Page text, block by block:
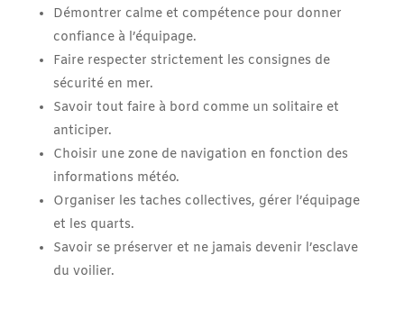
Démontrer calme et compétence pour donner
confiance à l’équipage.
Faire respecter strictement les consignes de
sécurité en mer.
Savoir tout faire à bord comme un solitaire et
anticiper.
Choisir une zone de navigation en fonction des
informations météo.
Organiser les taches collectives, gérer l’équipage
et les quarts.
Savoir se préserver et ne jamais devenir l’esclave
du voilier.